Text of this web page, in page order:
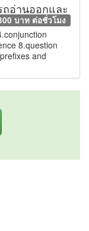
อ่านออกและ
บาท ต่อชั่วโมง
8.question
and